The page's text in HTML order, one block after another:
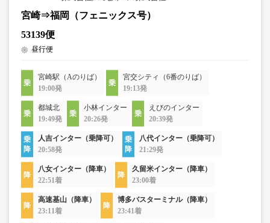
宮崎⇒福岡（フェニックス号）
53139便
昼行便
宮崎駅（Aのりば）
19:00発
宮交シティ（6番のりば）
19:13発
都城北
19:49発
小林インター
20:26発
えびのインター
20:39発
人吉インター（乗降可）
20:58発
八代インター（乗降可）
21:29発
八女インター（降車）
22:51着
久留米インター（降車）
23:00着
高速基山（降車）
23:11着
博多バスターミナル（降車）
23:41着